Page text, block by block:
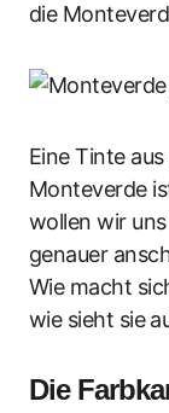
die
Eine Tinte
Monteverde
wollen wir
genauer
Wie macht
wie sieht sie
Die